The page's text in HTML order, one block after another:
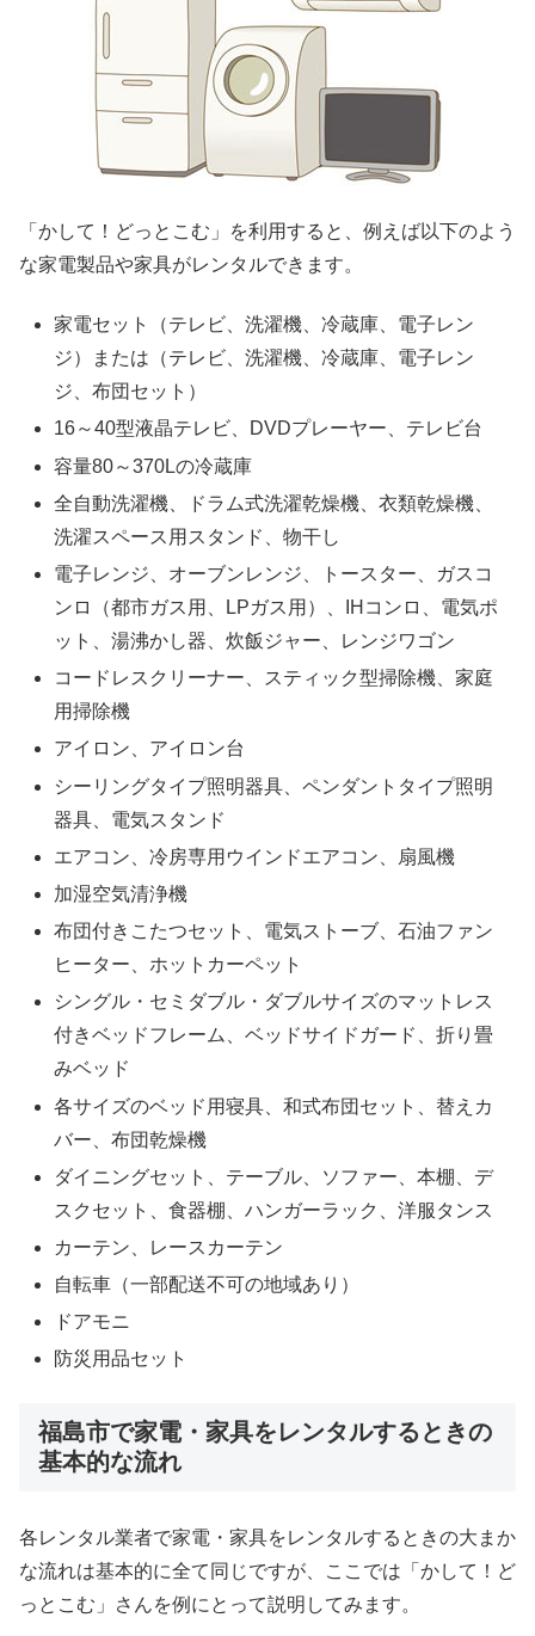
「かして！どっとこむ」を利用すると、例えば以下のよう
な家電製品や家具がレンタルできます。
家電セット（テレビ、洗濯機、冷蔵庫、電子レン
ジ）または（テレビ、洗濯機、冷蔵庫、電子レン
ジ、布団セット）
16～40型液晶テレビ、DVDプレーヤー、テレビ台
容量80～370Lの冷蔵庫
全自動洗濯機、ドラム式洗濯乾燥機、衣類乾燥機、
洗濯スペース用スタンド、物干し
電子レンジ、オーブンレンジ、トースター、ガスコ
ンロ（都市ガス用、LPガス用）、IHコンロ、電気ポ
ット、湯沸かし器、炊飯ジャー、レンジワゴン
コードレスクリーナー、スティック型掃除機、家庭
用掃除機
アイロン、アイロン台
シーリングタイプ照明器具、ペンダントタイプ照明
器具、電気スタンド
エアコン、冷房専用ウインドエアコン、扇風機
加湿空気清浄機
布団付きこたつセット、電気ストーブ、石油ファン
ヒーター、ホットカーペット
シングル・セミダブル・ダブルサイズのマットレス
付きベッドフレーム、ベッドサイドガード、折り畳
みベッド
各サイズのベッド用寝具、和式布団セット、替えカ
バー、布団乾燥機
ダイニングセット、テーブル、ソファー、本棚、デ
スクセット、食器棚、ハンガーラック、洋服タンス
カーテン、レースカーテン
自転車（一部配送不可の地域あり）
ドアモニ
防災用品セット
福島市で家電・家具をレンタルするときの
基本的な流れ
各レンタル業者で家電・家具をレンタルするときの大まか
な流れは基本的に全て同じですが、ここでは「かして！ど
っとこむ」さんを例にとって説明してみます。